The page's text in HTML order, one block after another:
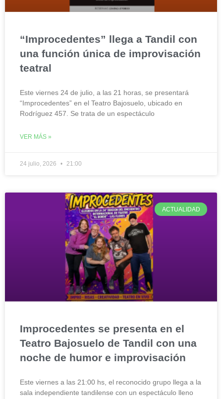
“Improcedentes” llega a Tandil con
una función única de improvisación
teatral
Este viernes 24 de julio, a las 21 horas, se presentará
“Improcedentes” en el Teatro Bajosuelo, ubicado en
Rodríguez 457. Se trata de un espectáculo
VER MÁS »
24 julio, 2026 21:00
ACTUALIDAD
Improcedentes se presenta en el
Teatro Bajosuelo de Tandil con una
noche de humor e improvisación
Este viernes a las 21:00 hs, el reconocido grupo llega a la
sala independiente tandilense con un espectáculo lleno